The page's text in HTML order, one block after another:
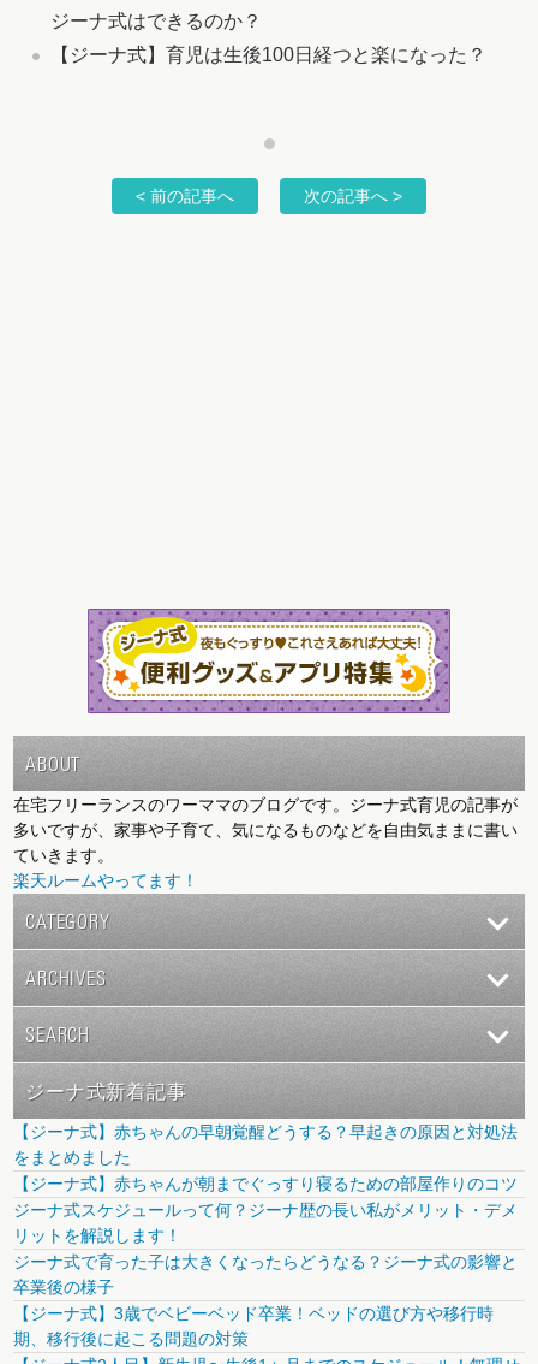
ジーナ式はできるのか？
【ジーナ式】育児は生後100日経つと楽になった？
< 前の記事へ 次の記事へ >
ABOUT
在宅フリーランスのワーママのブログです。ジーナ式育児の記事が
多いですが、家事や子育て、気になるものなどを自由気ままに書い
ていきます。
楽天ルームやってます！
CATEGORY
ARCHIVES
SEARCH
ジーナ式新着記事
【ジーナ式】赤ちゃんの早朝覚醒どうする？早起きの原因と対処法
をまとめました
【ジーナ式】赤ちゃんが朝までぐっすり寝るための部屋作りのコツ
ジーナ式スケジュールって何？ジーナ歴の長い私がメリット・デメ
リットを解説します！
ジーナ式で育った子は大きくなったらどうなる？ジーナ式の影響と
卒業後の様子
【ジーナ式】3歳でベビーベッド卒業！ベッドの選び方や移行時
期、移行後に起こる問題の対策